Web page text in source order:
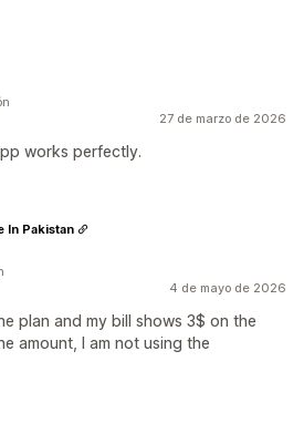
27 de marzo de 2026
works perfectly.
4 de mayo de 2026
plan and my bill shows 3$ on the
amount, I am not using the
In Pakistan